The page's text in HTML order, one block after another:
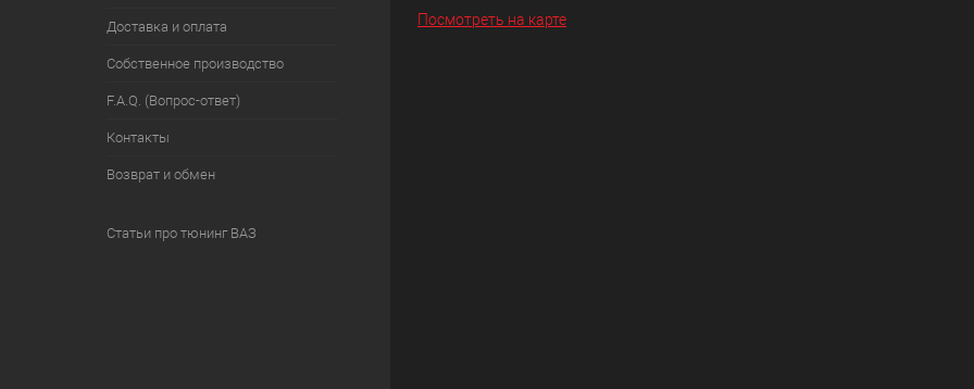
Доставка и оплата
Собственное производство
F.A.Q. (Вопрос-ответ)
Контакты
Возврат и обмен
Статьи про тюнинг ВАЗ
Посмотреть на карте